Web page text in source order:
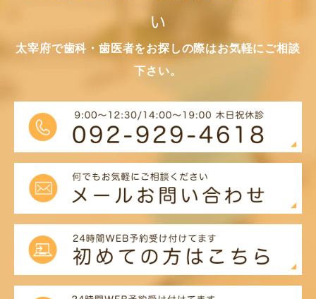
い
太宰府で歯科・歯医者をお探しの際はお気軽にご相談
下さい。